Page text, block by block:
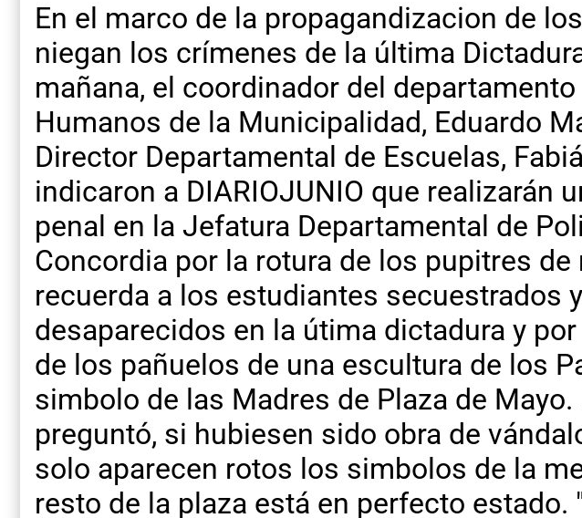
En el marco de la propagandizacion de
niegan los crímenes de la última
mañana, el coordinador del
Humanos de la Municipalidad, Eduardo
Director Departamental de Escuelas,
indicaron a DIARIOJUNIO que realizarán
penal en la Jefatura Departamental de
Concordia por la rotura de los pupitres de
recuerda a los estudiantes secuestrados y
desaparecidos en la útima dictadura y
de los pañuelos de una escultura de los
simbolo de las Madres de Plaza de
preguntó, si hubiesen sido obra de
solo aparecen rotos los simbolos de la
resto de la plaza está en perfecto estado.